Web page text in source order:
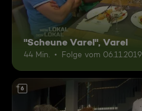
"Scheune Varel", Varel
44 Min. Folge vom 06.11.2019
6